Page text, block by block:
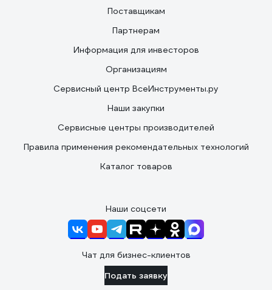
Поставщикам
Партнерам
Информация для инвесторов
Организациям
Сервисный центр ВсеИнструменты.ру
Наши закупки
Сервисные центры производителей
Правила применения рекомендательных технологий
Каталог товаров
Наши соцсети
Чат для бизнес-клиентов
Подать заявку